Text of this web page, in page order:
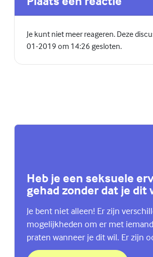
Je kunt niet meer reageren. Deze
01-2019 om 14:26 gesloten.
Heb je een seksuele
gehad zonder dat je dit
Je bent niet alleen! Er zijn
mogelijkheden om er met
praten wanneer je dit wil. Er zijn
om hulp te krijgen. Lees hier meer.